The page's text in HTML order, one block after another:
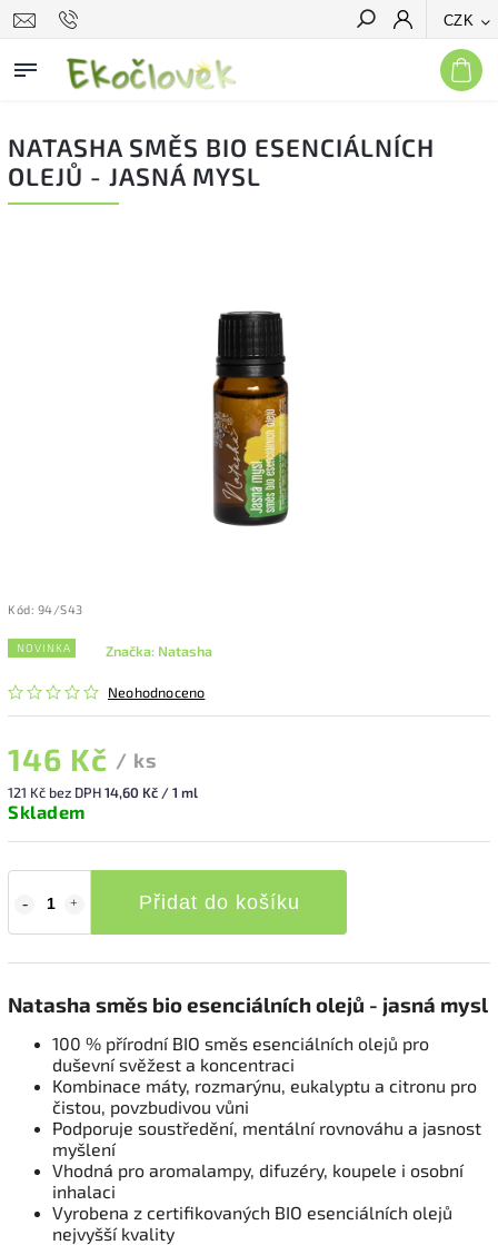
CZK
Hledat
NATASHA SMĚS BIO ESENCIÁLNÍCH
OLEJŮ - JASNÁ MYSL
Kód: 94/S43
NOVINKA
Neohodnoceno
Značka: Natasha
146 Kč / ks
121 Kč bez DPH14,60 Kč / 1 ml
Skladem
Přidat do košíku
Natasha směs bio esenciálních olejů - jasná mysl
100 % přírodní BIO směs esenciálních olejů pro
duševní svěžest a koncentraci
Kombinace máty, rozmarýnu, eukalyptu a citronu pro
čistou, povzbudivou vůni
Podporuje soustředění, mentální rovnováhu a jasnost
myšlení
Vhodná pro aromalampy, difuzéry, koupele i osobní
inhalaci
Vyrobena z certifikovaných BIO esenciálních olejů
nejvyšší kvality